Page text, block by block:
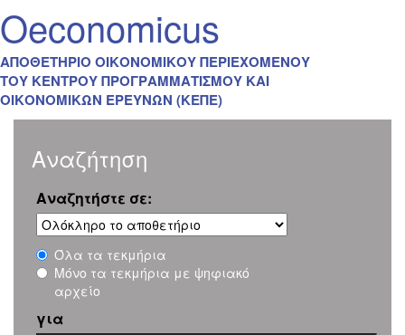
Oeconomicus
ΑΠΟΘΕΤΗΡΙΟ ΟΙΚΟΝΟΜΙΚΟΥ ΠΕΡΙΕΧΟΜΕΝΟΥ
ΤΟΥ ΚΕΝΤΡΟΥ ΠΡΟΓΡΑΜΜΑΤΙΣΜΟΥ ΚΑΙ
ΟΙΚΟΝΟΜΙΚΩΝ ΕΡΕΥΝΩΝ (ΚΕΠΕ)
Αναζήτηση
Αναζητήστε σε:
Όλα τα τεκμήρια
Μόνο τα τεκμήρια με ψηφιακό
αρχείο
για